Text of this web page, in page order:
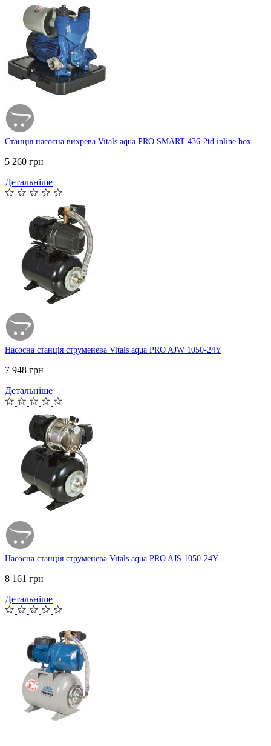
Станція насосна вихрева Vitals aqua PRO SMART 436-2td inline box
5 260 грн
Детальніше
Насосна станція струменева Vitals aqua PRO AJW 1050-24Y
7 948 грн
Детальніше
Насосна станція струменева Vitals aqua PRO AJS 1050-24Y
8 161 грн
Детальніше